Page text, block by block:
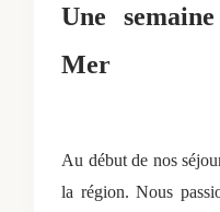
Une
Mer
Au début de nos
la région. Nous